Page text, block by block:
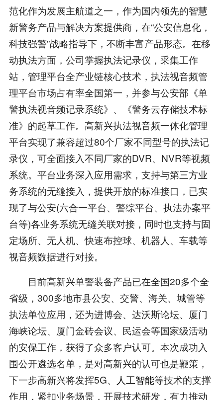
范化作为发展主航道之一，作为国内领先的智慧
新警务产品与解决方案提供商，在“公安信息化，
科技强警”战略指导下，不断丰富产品形态。在移
动执法方面，公司掌握执法记录仪，采集工作
站，管理平台全产业链核心技术，执法视音频管
理平台市场占有率全国第一，并参与公安部《单
警执法视音频记录系统》、《警务云存储技术标
准》的起草工作。高新兴执法视音频一体化管理
平台实现了兼容超过80个厂家不同型号的执法记
录仪，可全面接入不同厂家的DVR、NVR等视频
系统。平台业务深入应用需求，支持与第三方业
务系统的无缝接入，提供开放的标准接口，已实
现了与公安(六合一平台、警综平台、执法办案平
台等)各业务系统无缝关联对接，同时也支持与固
定场所、无人机、快速布控球、机器人、车载等
视音频数据进行对接。
目前高新兴单警装备产品已在全国20多个全
省级，300多地市县公安、交警、海关、城管等
执法单位应用，还为进博会、达沃斯论坛、厦门
海峡论坛、厦门金砖会议、民运会等国家级活动
的安保工作，获得了众多客户认可。本次成功入
围公开遴选名单，是对高新兴的认可也是鞭策，
下一步高新兴将发挥5G、
人工智能等技术的支撑
作用，紧扣业务场景，开展技术研发，有力推动